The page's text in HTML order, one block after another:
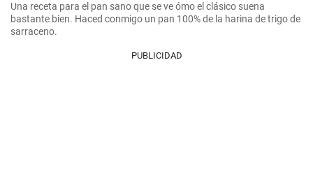
Una receta para el pan sano que se ve ómo el clásico suena
bastante bien. Haced conmigo un pan 100% de la harina de trigo de
sarraceno.
PUBLICIDAD